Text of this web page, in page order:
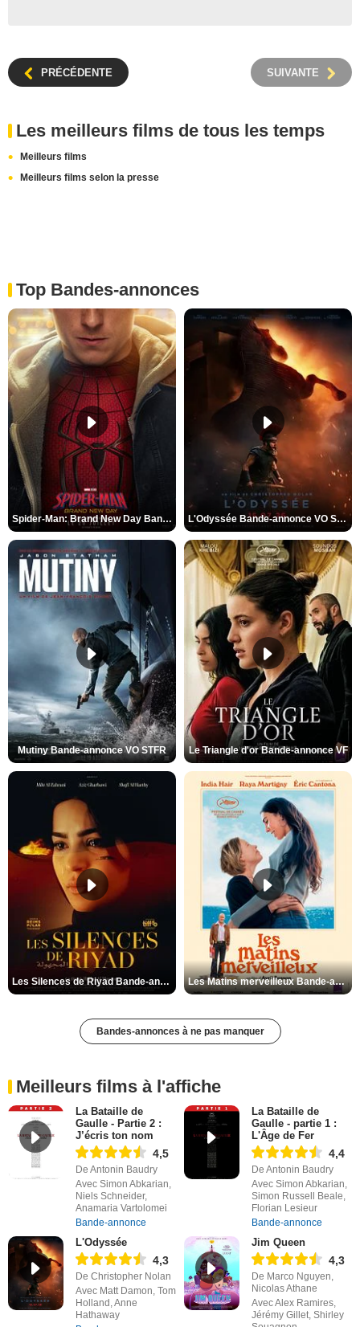
PRÉCÉDENTE SUIVANTE
Les meilleurs films de tous les temps
Meilleurs films
Meilleurs films selon la presse
Top Bandes-annonces
Spider-Man: Brand New Day Bande-annonce VO STFR L'Odyssée Bande-annonce VO STFR
Mutiny Bande-annonce VO STFR Le Triangle d'or Bande-annonce VF
Les Silences de Riyad Bande-annonce VO STFR Les Matins merveilleux Bande-annonce VF
Bandes-annonces à ne pas manquer
Meilleurs films à l'affiche
La Bataille de
Gaulle - Partie 2 :
J’écris ton nom
4,5
De Antonin Baudry
Avec Simon Abkarian,
Niels Schneider,
Anamaria Vartolomei
Bande-annonce
La Bataille de
Gaulle - partie 1 :
L'Âge de Fer
4,4
De Antonin Baudry
Avec Simon Abkarian,
Simon Russell Beale,
Florian Lesieur
Bande-annonce
L'Odyssée
4,3
De Christopher Nolan
Avec Matt Damon, Tom
Holland, Anne
Hathaway
Jim Queen
4,3
De Marco Nguyen,
Nicolas Athane
Avec Alex Ramires,
Jérémy Gillet, Shirley